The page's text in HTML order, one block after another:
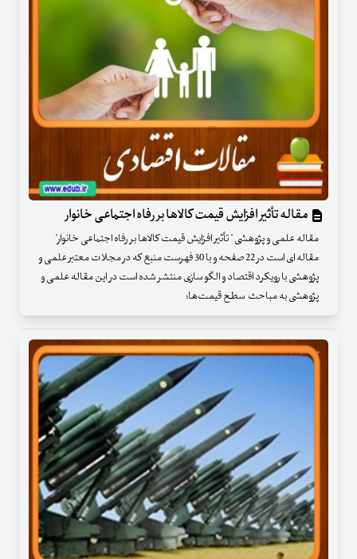
مقاله تأثیر افزایش قیمت کالاها بر رفاه اجتماعی خانوار
مقاله علمی و پژوهشی " تأثیر افزایش قیمت کالاها بر رفاه اجتماعی خانوار"
مقاله ای است در 22 صفحه و با 30 فهرست منبع که در مجلات معتبر علمی و
پژوهشی با رویکرد اقتصاد و الگو سازی منتشر شده است در این مقاله علمی و
پژوهشی به مباحث سطح قیمت‌ها؛